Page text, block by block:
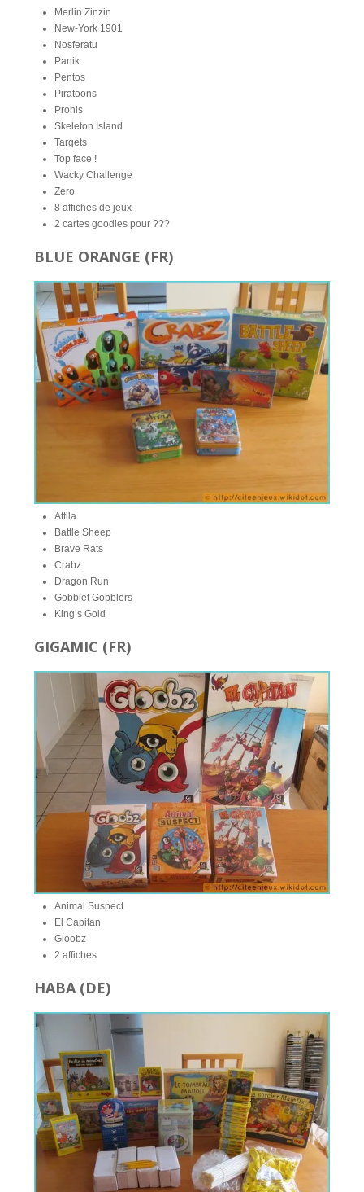
Merlin Zinzin
New-York 1901
Nosferatu
Panik
Pentos
Piratoons
Prohis
Skeleton Island
Targets
Top face !
Wacky Challenge
Zero
8 affiches de jeux
2 cartes goodies pour ???
BLUE ORANGE (FR)
Attila
Battle Sheep
Brave Rats
Crabz
Dragon Run
Gobblet Gobblers
King’s Gold
GIGAMIC (FR)
Animal Suspect
El Capitan
Gloobz
2 affiches
HABA (DE)